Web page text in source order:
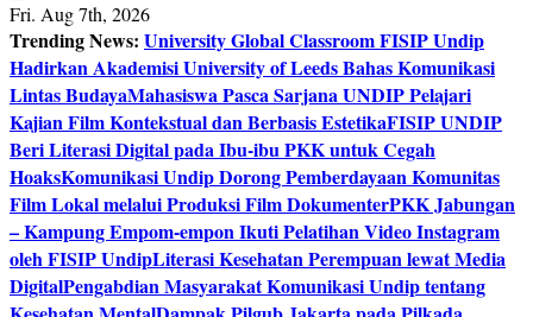
Fri. Aug 7th, 2026
Trending News: University Global Classroom FISIP Undip
Hadirkan Akademisi University of Leeds Bahas Komunikasi
Lintas BudayaMahasiswa Pasca Sarjana UNDIP Pelajari
Kajian Film Kontekstual dan Berbasis EstetikaFISIP UNDIP
Beri Literasi Digital pada Ibu-ibu PKK untuk Cegah
HoaksKomunikasi Undip Dorong Pemberdayaan Komunitas
Film Lokal melalui Produksi Film DokumenterPKK Jabungan
– Kampung Empom-empon Ikuti Pelatihan Video Instagram
oleh FISIP UndipLiterasi Kesehatan Perempuan lewat Media
DigitalPengabdian Masyarakat Komunikasi Undip tentang